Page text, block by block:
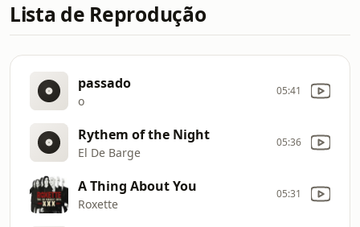
Lista de Reprodução
passado
o
05:41
Rythem of the Night
El De Barge
05:36
A Thing About You
Roxette
05:31